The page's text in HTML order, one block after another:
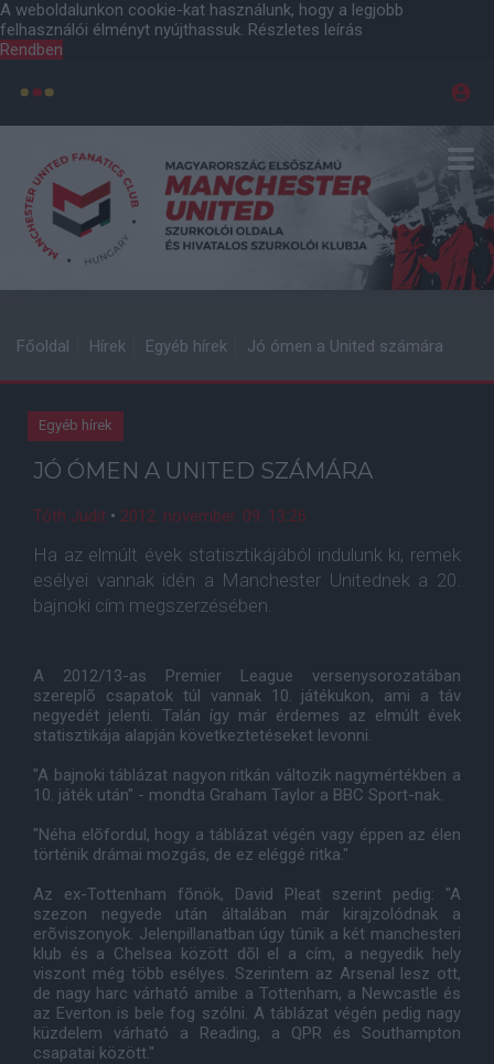
A weboldalunkon cookie-kat használunk, hogy a legjobb
felhasználói élményt nyújthassuk. Részletes leírás
Rendben
Főoldal Hírek Egyéb hírek Jó ómen a United számára
Egyéb hírek
JÓ ÓMEN A UNITED SZÁMÁRA
Tóth Judit • 2012. november. 09. 13:26
Ha az elmúlt évek statisztikájából indulunk ki, remek
esélyei vannak idén a Manchester Unitednek a 20.
bajnoki cím megszerzésében.
A 2012/13-as Premier League versenysorozatában
szereplõ csapatok túl vannak 10. játékukon, ami a táv
negyedét jelenti. Talán így már érdemes az elmúlt évek
statisztikája alapján következtetéseket levonni.
"A bajnoki táblázat nagyon ritkán változik nagymértékben a
10. játék után" - mondta Graham Taylor a BBC Sport-nak.
"Néha elõfordul, hogy a táblázat végén vagy éppen az élen
történik drámai mozgás, de ez eléggé ritka."
Az ex-Tottenham fõnök, David Pleat szerint pedig: "A
szezon negyede után általában már kirajzolódnak a
erõviszonyok. Jelenpillanatban úgy tûnik a két manchesteri
klub és a Chelsea között dõl el a cím, a negyedik hely
viszont még több esélyes. Szerintem az Arsenal lesz ott,
de nagy harc várható amibe a Tottenham, a Newcastle és
az Everton is bele fog szólni. A táblázat végén pedig nagy
küzdelem várható a Reading, a QPR és Southampton
csapatai között."